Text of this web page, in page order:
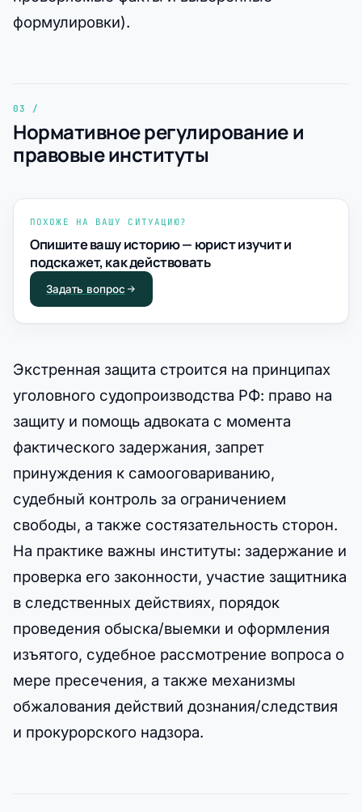
формулировки).
Нормативное регулирование и
правовые институты
ПОХОЖЕ НА ВАШУ СИТУАЦИЮ?
Опишите вашу историю — юрист изучит и
подскажет, как действовать
Задать вопрос
Экстренная защита строится на принципах
уголовного судопроизводства РФ: право на
защиту и помощь адвоката с момента
фактического задержания, запрет
принуждения к самооговариванию,
судебный контроль за ограничением
свободы, а также состязательность сторон.
На практике важны институты: задержание и
проверка его законности, участие защитника
в следственных действиях, порядок
проведения обыска/выемки и оформления
изъятого, судебное рассмотрение вопроса о
мере пресечения, а также механизмы
обжалования действий дознания/следствия
и прокурорского надзора.